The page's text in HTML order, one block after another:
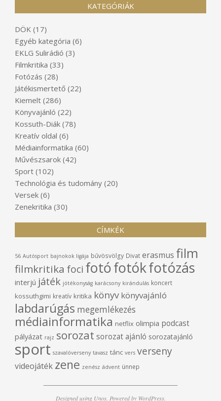
KATEGÓRIÁK
DÖK (17)
Egyéb kategória (6)
EKLG Sulirádió (3)
Filmkritika (33)
Fotózás (28)
Játékismertető (22)
Kiemelt (286)
Könyvajánló (22)
Kossuth-Diák (78)
Kreatív oldal (6)
Médiainformatika (60)
Művészsarok (42)
Sport (102)
Technológia és tudomány (20)
Versek (6)
Zenekritika (30)
CÍMKÉK
56 Autósport bajnokok ligája bűvösvölgy Divat erasmus film
filmkritika foci fotófotókfotózás
interjú játék jótékonyság karácsony kirándulás koncert
kossuthgimi kreatív kritika könyv könyvajánló
labdarúgás megemlékezés
médiainformatika netflix olimpia podcast
pályázat rajz sorozat sorozat ajánló sorozatajánló
sport szavalóverseny tavasz tánc vers verseny
videojáték zene zenész ádvent ünnep
Designed using Unos. Powered by WordPress.